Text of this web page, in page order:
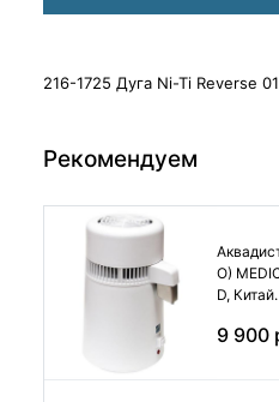
216-1725 Дуга Ni-Ti Reverse
Рекомендуем
O)
D, Китай.
9 900